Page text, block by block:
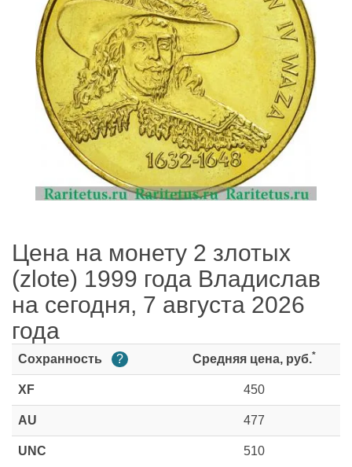
Цена на монету 2 злотых
(zlote) 1999 года Владислав
на сегодня, 7 августа 2026
года
Сохранность ? Средняя цена, руб.*
XF 450
AU 477
UNC 510